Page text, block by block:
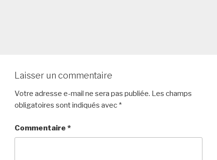
Laisser un commentaire
Votre adresse e-mail ne sera pas publiée. Les champs
obligatoires sont indiqués avec *
Commentaire *